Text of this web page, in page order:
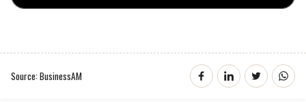
Source: BusinessAM